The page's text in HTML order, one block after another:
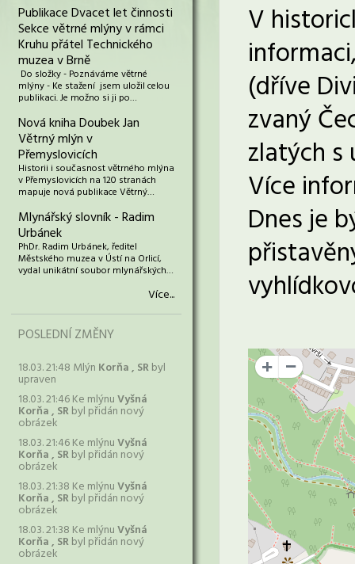
Publikace Dvacet let činnosti
Sekce větrné mlýny v rámci
Kruhu přátel Technického
muzea v Brně
Do složky - Poznáváme větrné
mlýny - Ke stažení jsem uložil celou
publikaci. Je možno si ji po…
Nová kniha Doubek Jan
Větrný mlýn v
Přemyslovicích
Historii i současnost větrného mlýna
v Přemyslovicích na 120 stranách
mapuje nová publikace Větrný…
Mlynářský slovník - Radim
Urbánek
PhDr. Radim Urbánek, ředitel
Městského muzea v Ústí na Orlicí,
vydal unikátní soubor mlynářských…
Více...
POSLEDNÍ ZMĚNY
18.03. 21:48 Mlýn Korňa , SRbyl
upraven
18.03. 21:46 Ke mlýnuVyšná
Korňa , SRbyl přidán nový
obrázek
18.03. 21:46 Ke mlýnuVyšná
Korňa , SRbyl přidán nový
obrázek
18.03. 21:38 Ke mlýnuVyšná
Korňa , SRbyl přidán nový
obrázek
18.03. 21:38 Ke mlýnuVyšná
Korňa , SRbyl přidán nový
obrázek
V
(dříve
zvaný
zlatých
Více
Dnes je
+